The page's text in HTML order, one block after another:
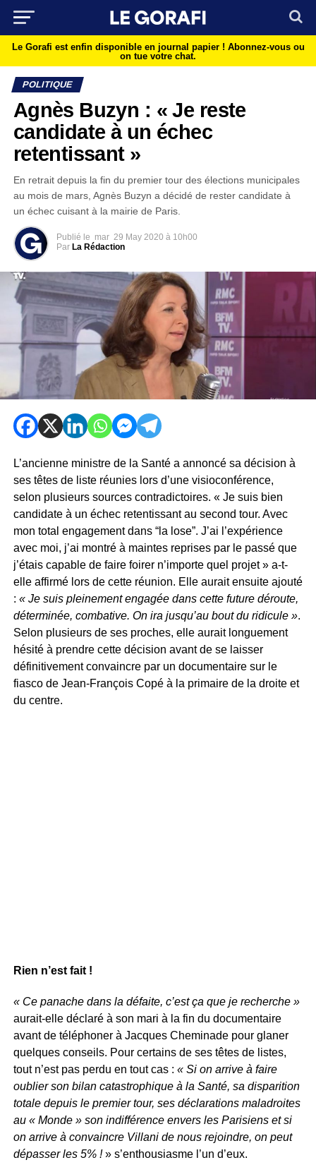
Le Gorafi est enfin disponible en journal papier ! Abonnez-vous ou
on tue votre chat.
POLITIQUE
Agnès Buzyn : « Je reste
candidate à un échec
retentissant »
En retrait depuis la fin du premier tour des élections municipales
au mois de mars, Agnès Buzyn a décidé de rester candidate à
un échec cuisant à la mairie de Paris.
Publié le mar 29 May 2020 à 10h00
Par La Rédaction
L’ancienne ministre de la Santé a annoncé sa décision à
ses têtes de liste réunies lors d’une visioconférence,
selon plusieurs sources contradictoires. « Je suis bien
candidate à un échec retentissant au second tour. Avec
mon total engagement dans “la lose”. J’ai l’expérience
avec moi, j’ai montré à maintes reprises par le passé que
j’étais capable de faire foirer n’importe quel projet » a-t-
elle affirmé lors de cette réunion. Elle aurait ensuite ajouté
: « Je suis pleinement engagée dans cette future déroute,
déterminée, combative. On ira jusqu’au bout du ridicule ».
Selon plusieurs de ses proches, elle aurait longuement
hésité à prendre cette décision avant de se laisser
définitivement convaincre par un documentaire sur le
fiasco de Jean-François Copé à la primaire de la droite et
du centre.
Rien n’est fait !
« Ce panache dans la défaite, c’est ça que je recherche »
aurait-elle déclaré à son mari à la fin du documentaire
avant de téléphoner à Jacques Cheminade pour glaner
quelques conseils. Pour certains de ses têtes de listes,
tout n’est pas perdu en tout cas : « Si on arrive à faire
oublier son bilan catastrophique à la Santé, sa disparition
totale depuis le premier tour, ses déclarations maladroites
au « Monde » son indifférence envers les Parisiens et si
on arrive à convaincre Villani de nous rejoindre, on peut
dépasser les 5% !» s’enthousiasme l’un d’eux.